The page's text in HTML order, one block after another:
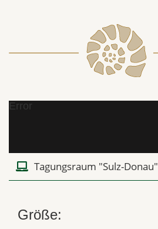
Error
Tagungsraum "Sulz-Donau"
Größe: